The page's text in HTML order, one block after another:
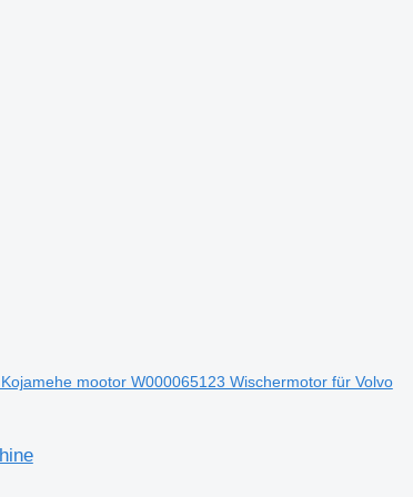
mootor W000065123 Wischermotor für Volvo